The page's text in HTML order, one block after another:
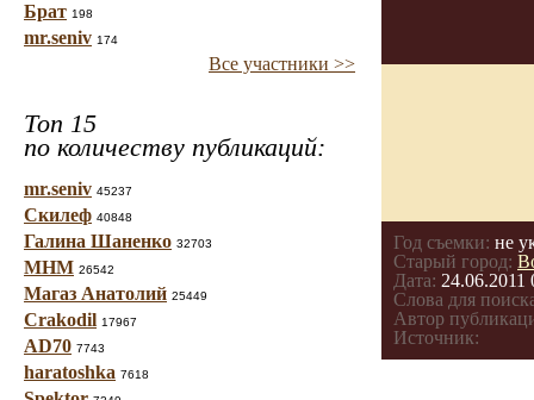
Брат 198
mr.seniv 174
Все участники >>
Топ 15
по количеству публикаций:
mr.seniv 45237
Скилеф 40848
Галина Шаненко 32703
МНМ 26542
Магаз Анатолий 25449
Crakodil 17967
AD70 7743
haratoshka 7618
Год съемки: не
Старый город:
Дата: 24.06.2011
Слова для
Автор
Источник: